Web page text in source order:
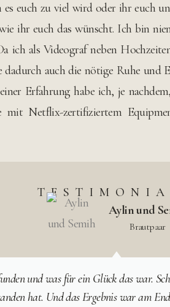
euch zu viel wird oder ihr
ihr euch das wünscht. Ich bin
ich als Videograf neben
auch die nötige Ruhe und
Erfahrung habe ich, je
Netflix-zertifiziertem
und was für ein Glück das war.
hat. Und das Ergebnis war am
Aylin und
Brautpaar